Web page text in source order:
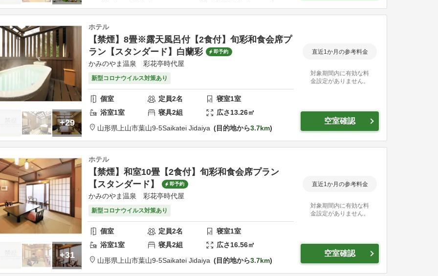
+29
ホテル
【禁煙】8畳※露天風呂付【2食付】旬彩和食会席プ
ラン【スタンダード】白蘭彩
即予約
かみのやま温泉 彩花亭時代屋
新型コロナウイルス対策あり
個室 定員2名 寝室1室
浴室1室 寝具2組 広さ13.26㎡
山形県 上山市葉山9-5Saikatei Jidaiya 目的地から3.7km
直近1か月の参考料金
対象期間内に有効な料
金設定がありません。
空室確認
+31
ホテル
【禁煙】和室10畳【2食付】旬彩和食会席プラン
【スタンダード】
即予約
かみのやま温泉 彩花亭時代屋
新型コロナウイルス対策あり
個室 定員2名 寝室1室
浴室1室 寝具2組 広さ16.56㎡
山形県 上山市葉山9-5Saikatei Jidaiya 目的地から3.7km
直近1か月の参考料金
対象期間内に有効な料
金設定がありません。
空室確認